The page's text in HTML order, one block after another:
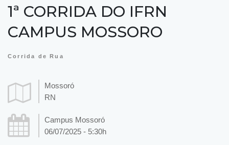
1ª CORRIDA DO IFRN
CAMPUS MOSSORO
Corrida de Rua
Mossoró
RN
Campus Mossoró
06/07/2025 - 5:30h